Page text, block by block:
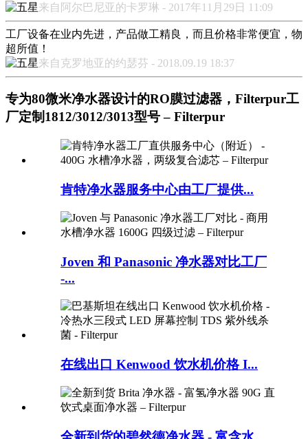
来自阿尔巴尼亚的卡罗琳 - 2017年11月29日 11:09
工厂设备在业内先进，产品做工精良，而且价格非常便宜，物
超所值！
来自克罗地亚的约瑟芬 - 2018.09.19 18:37
专为80微米净水器设计的RO膜过滤器，Filterpur工
厂定制1812/3012/3013型号 – Filterpur
肯特净水器服务中心由工厂提供...
Joven 和 Panasonic 净水器对比工厂
-...
在线出口 Kenwood 饮水机价格 I...